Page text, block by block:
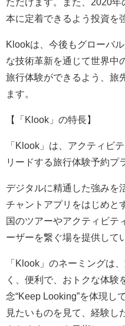
本に定着できるよう投資を
Klookは、今後もグローバ
な技術革新を通じて世界中
旅行体験ができるよう、旅
ます。
【「Klook」の特長】
「Klook」は、アクティビ
リードする旅行体験予約プ
デジタルに精通した強みを
チャントアプリをはじめと
国のツアーやアクティビテ
ーザーを繋ぐ場を提供して
「Klook」のネーミングは
く、便利で、おトクな体験
念“Keep Looking”を体現し
見たいものを見て、経験し